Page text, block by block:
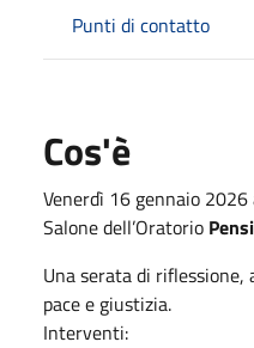
Punti di contatto
Cos'è
Venerdì 16 gennaio
Salone dell’Oratorio
Una serata di
pace e giustizia.
Interventi: